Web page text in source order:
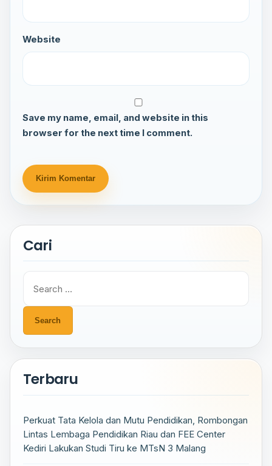
Website
Save my name, email, and website in this
browser for the next time I comment.
Cari
for:
Terbaru
Perkuat Tata Kelola dan Mutu Pendidikan, Rombongan
Lintas Lembaga Pendidikan Riau dan FEE Center
Kediri Lakukan Studi Tiru ke MTsN 3 Malang